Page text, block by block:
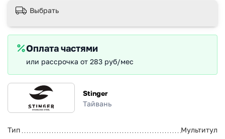
Stinger
Тайвань
Тип
Мультитул
Выбрать
Оплата частями
или рассрочка от 283 руб/мес